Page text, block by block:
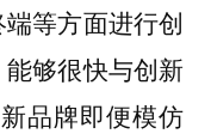
等方面进行创
够很快与创新
品牌即便模仿